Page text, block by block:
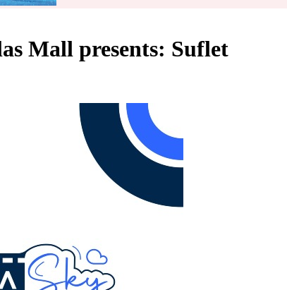
Mall presents: Suflet